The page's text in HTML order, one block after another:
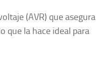
(AVR) que asegura
que la hace ideal para